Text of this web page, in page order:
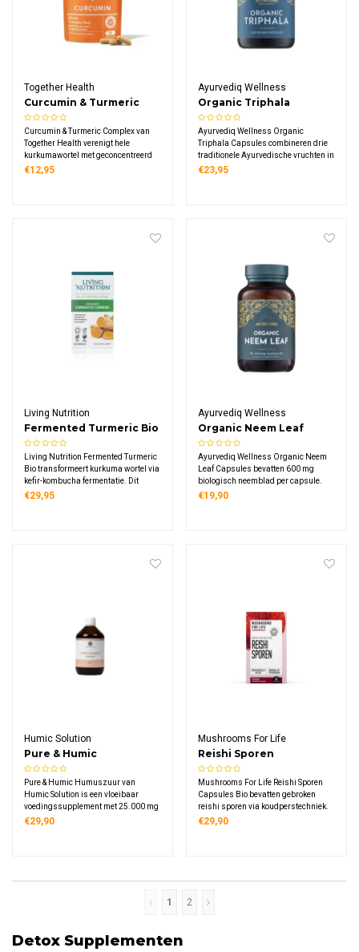
Together Health
Curcumin & Turmeric
Complex
Curcumin & Turmeric Complex van
Together Health verenigt hele
kurkumawortel met geconcentreerd
curcumine-extract (95%) en zwarte
€12,95
Ayurvediq Wellness
Organic Triphala
Capsules
Ayurvediq Wellness Organic
Triphala Capsules combineren drie
traditionele Ayurvedische vruchten in
één biologisch supplement. Elke
€23,95
Living Nutrition
Fermented Turmeric Bio
Living Nutrition Fermented Turmeric
Bio transformeert kurkuma wortel via
kefir-kombucha fermentatie. Dit
supplement bevat 600 mg
€29,95
Ayurvediq Wellness
Organic Neem Leaf
Capsules
Ayurvediq Wellness Organic Neem
Leaf Capsules bevatten 600 mg
biologisch neemblad per capsule.
€19,90
Humic Solution
Pure & Humic
Humuszuur
Pure & Humic Humuszuur van
Humic Solution is een vloeibaar
voedingssupplement met 25.000 mg
humuszuur per fles. Deze
€29,90
Mushrooms For Life
Reishi Sporen
Paddenstoelen
Capsules Bio
Mushrooms For Life Reishi Sporen
Capsules Bio bevatten gebroken
reishi sporen via koudperstechniek.
Dit biologische supplement levert
€29,90
1 2
Detox Supplementen